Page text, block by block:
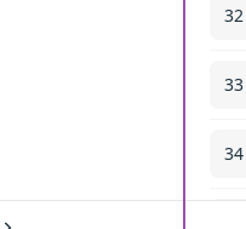
32
33
34